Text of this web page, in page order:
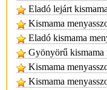
Eladó lejárt
Kismama
Eladó kismama
Gyönyörű kismama
Kismama
Kismama